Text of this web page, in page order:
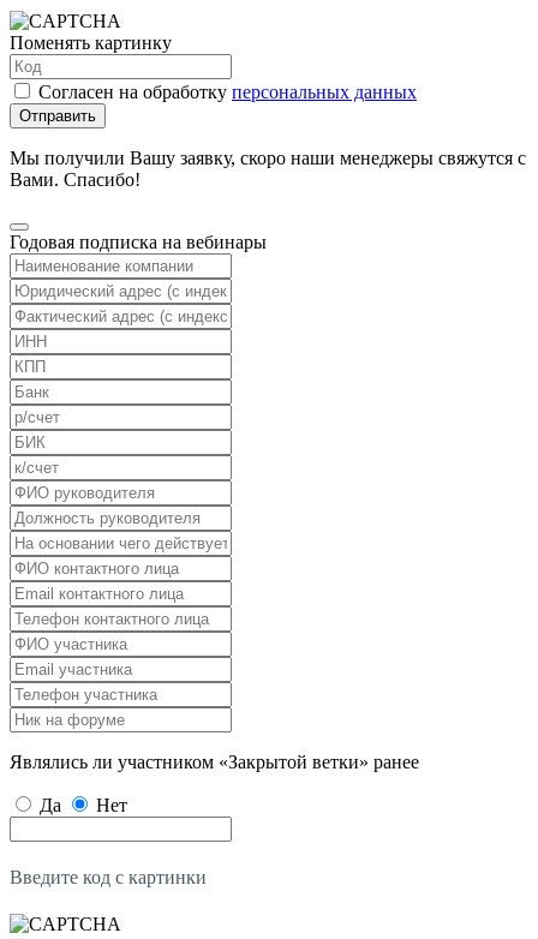
Поменять картинку
Согласен на обработку персональных данных
Отправить
Мы получили Вашу заявку, скоро наши менеджеры свяжутся с
Вами. Спасибо!
Годовая подписка на вебинары
Являлись ли участником «Закрытой ветки» ранее
Да Нет
Введите код с картинки